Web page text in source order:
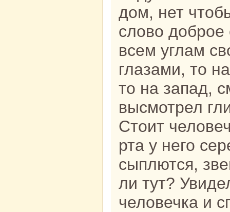
дом, нет
слово доброе
всем углам
глазами, то
то нa запад,
высмотрел
Стоит
рта у него
сыплются,
ли тут?
человечка и